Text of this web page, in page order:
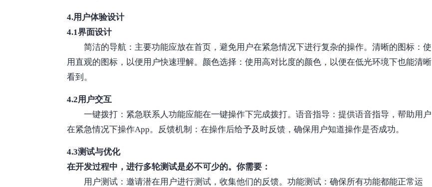
4.用户体验设计
4.1界面设计
简洁的导航：主要功能应放在首页，避免用户在紧急情况下进行复杂的操作。清晰的图标：使
用直观的图标，以便用户快速理解。颜色选择：使用高对比度的颜色，以便在低光环境下也能清晰
看到。
4.2用户交互
一键拨打：紧急联系人功能应能在一键操作下完成拨打。语音指导：提供语音指导，帮助用户
在紧急情况下操作App。反馈机制：在操作后给予及时反馈，确保用户知道操作是否成功。
4.3测试与优化
在开发过程中，进行多轮测试是必不可少的。你需要：
用户测试：邀请潜在用户进行测试，收集他们的反馈。功能测试：确保所有功能都能正常运